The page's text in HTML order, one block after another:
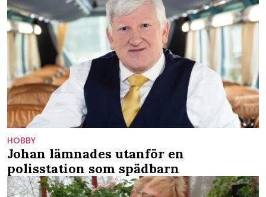
HOBBY
Johan lämnades utanför en
polisstation som spädbarn